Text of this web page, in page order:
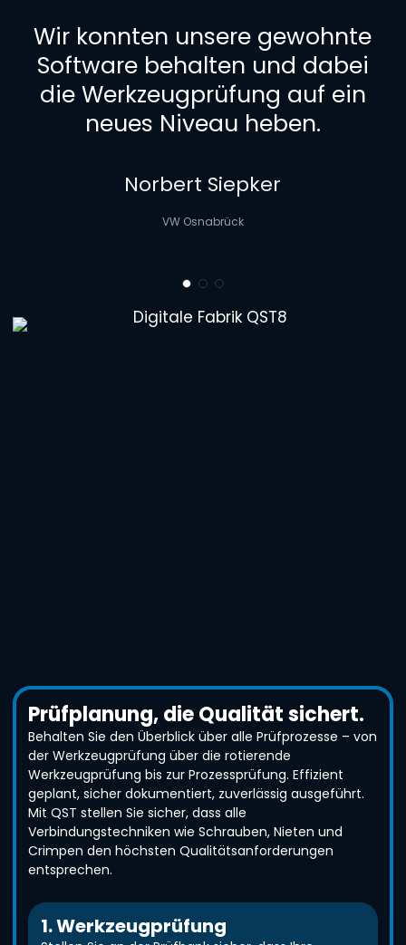
Wir konnten unsere gewohnte
Software behalten und dabei
die Werkzeugprüfung auf ein
neues Niveau heben.
Norbert Siepker
VW Osnabrück
Prüfplanung, die Qualität sichert.
Behalten Sie den Überblick über alle Prüfprozesse – von
der Werkzeugprüfung über die rotierende
Werkzeugprüfung bis zur Prozessprüfung. Effizient
geplant, sicher dokumentiert, zuverlässig ausgeführt.
Mit QST stellen Sie sicher, dass alle
Verbindungstechniken wie Schrauben, Nieten und
Crimpen den höchsten Qualitätsanforderungen
entsprechen.
1. Werkzeugprüfung